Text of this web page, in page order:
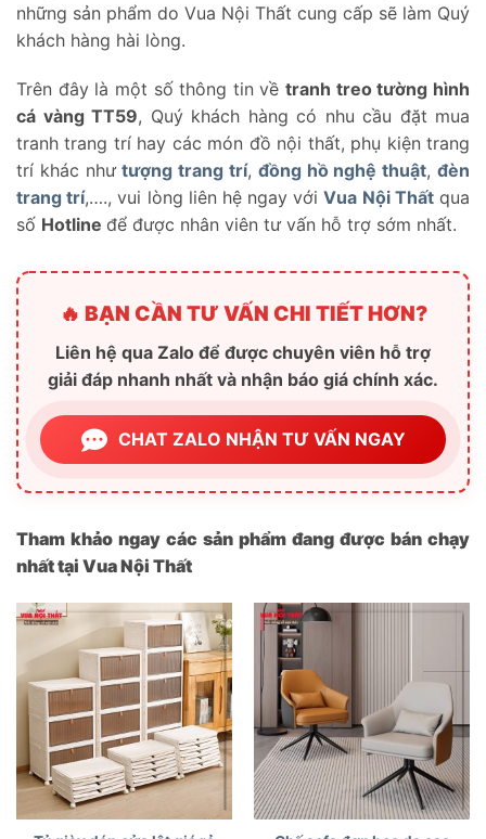
những sản phẩm do Vua Nội Thất cung cấp sẽ làm Quý
khách hàng hài lòng.
Trên đây là một số thông tin vềtranh treo tường hình
cá vàng TT59, Quý khách hàng có nhu cầu đặt mua
tranh trang trí hay các món đồ nội thất, phụ kiện trang
trí khác nhưtượng trang trí, đồng hồ nghệ thuật,đèn
trang trí,…., vui lòng liên hệ ngay vớiVua Nội Thấtqua
số Hotline để được nhân viên tư vấn hỗ trợ sớm nhất.
🔥 BẠN CẦN TƯ VẤN CHI TIẾT HƠN?
Liên hệ qua Zalo để được chuyên viên hỗ trợ
giải đáp nhanh nhất và nhận báo giá chính xác.
CHAT ZALO NHẬN TƯ VẤN NGAY
Tham khảo ngay các sản phẩm đang được bán chạy
nhất tại Vua Nội Thất